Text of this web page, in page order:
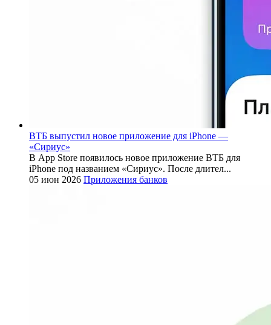
ВТБ выпустил новое приложение для iPhone —
«Сириус»
В App Store появилось новое приложение ВТБ для
iPhone под названием «Сириус». После длител...
05 июн 2026 Приложения банков